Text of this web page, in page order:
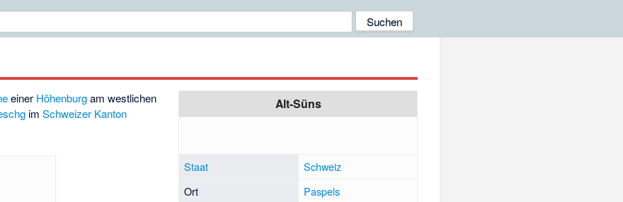
Alt-Süns
Staat
Schweiz
Ort
Paspels
einer Höhenburgam westlichen
imSchweizer Kanton